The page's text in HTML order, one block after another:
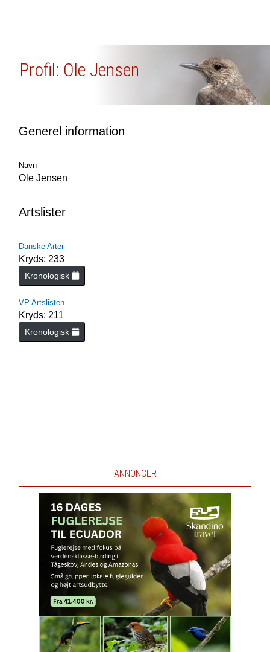
Profil: Ole Jensen
Generel information
Navn
Ole Jensen
Artslister
Danske Arter
Kryds: 233
Kronologisk
VP Artslisten
Kryds: 211
Kronologisk
ANNONCER